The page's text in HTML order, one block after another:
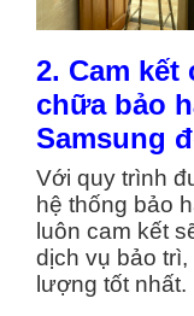
2. Cam kết
chữa bảo
Samsung
Với quy trình
hệ thống bảo
luôn cam kết
dịch vụ bảo
lượng tốt nhất.